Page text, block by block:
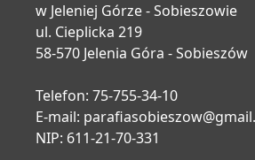
w Jeleniej Górze - Sobieszowie
ul. Cieplicka 219
58-570 Jelenia Góra - Sobieszów
Telefon: 75-755-34-10
E-mail:
NIP: 611-21-70-331